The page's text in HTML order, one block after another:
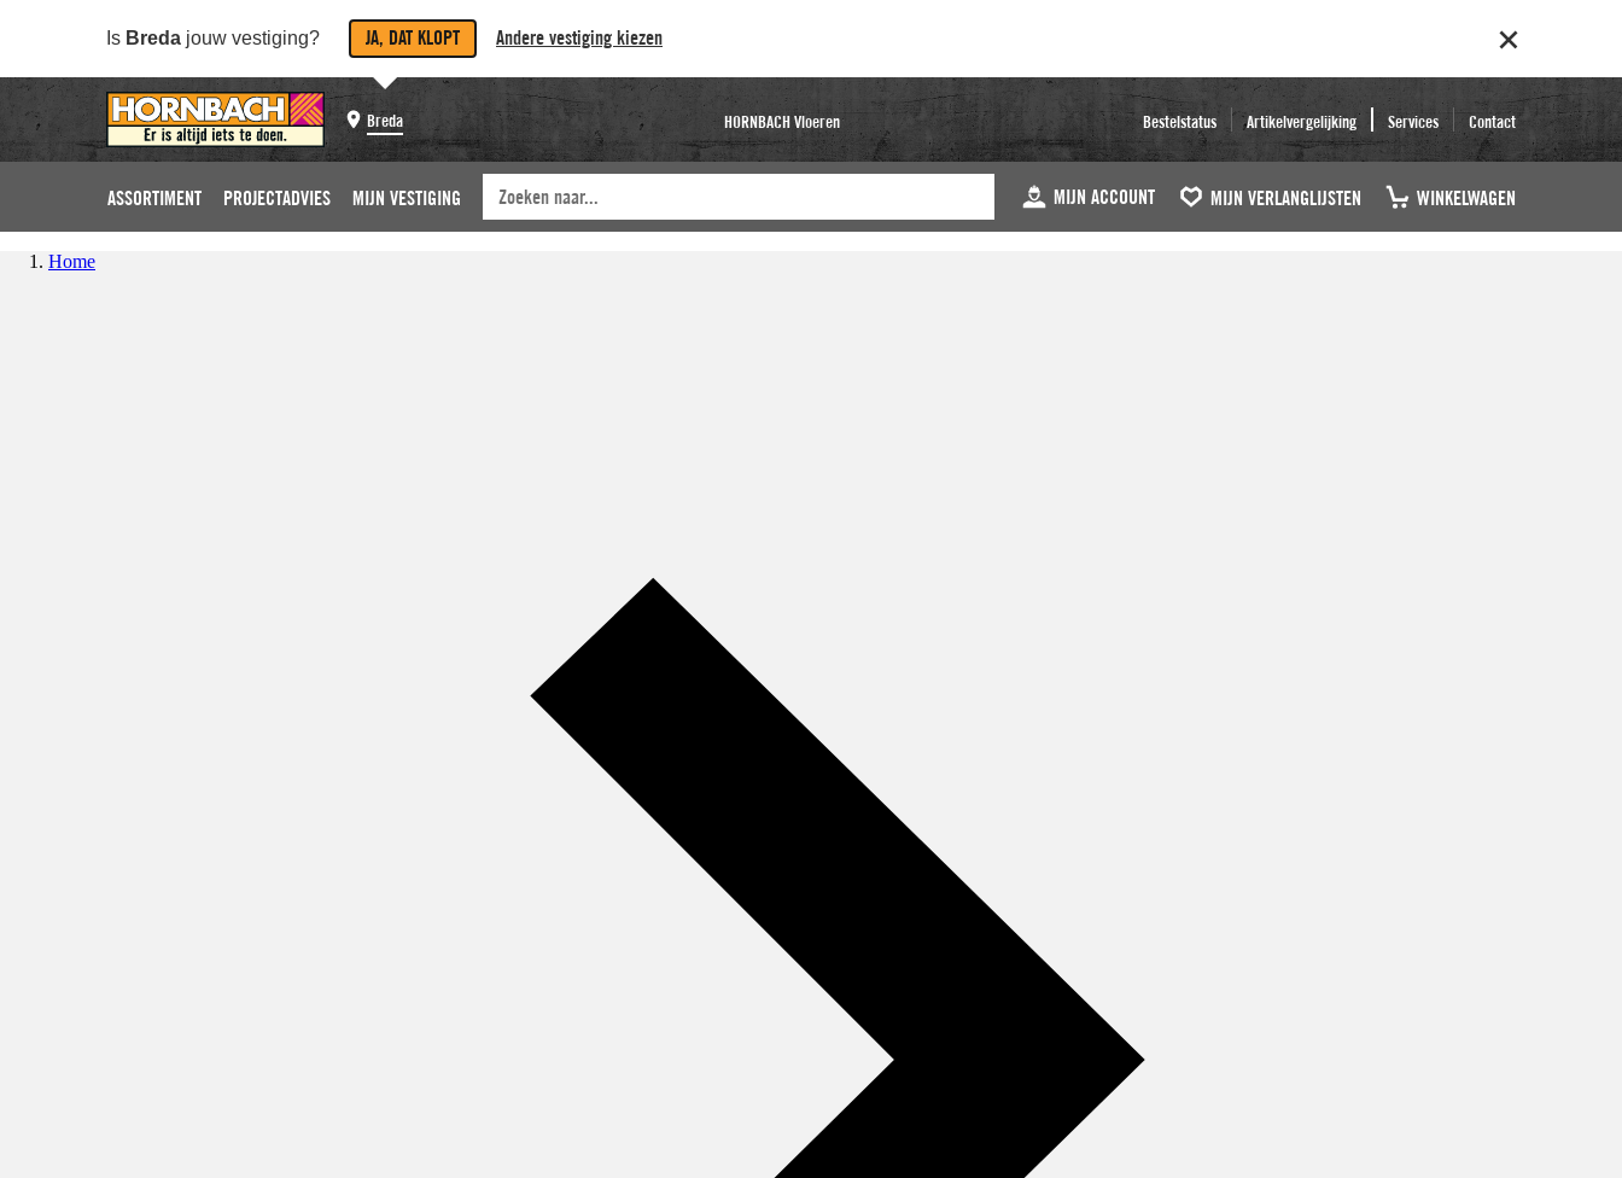
Is Breda jouw vestiging? JA, DAT KLOPT Andere vestiging kiezen
Breda HORNBACH Vloeren Bestelstatus Artikelvergelijking Services Contact
ASSORTIMENT PROJECTADVIES MIJN VESTIGING MIJN ACCOUNT MIJN VERLANGLIJSTEN WINKELWAGEN
Home